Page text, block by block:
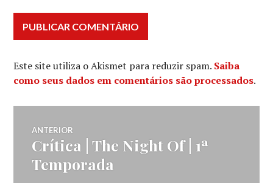
Este site utiliza o Akismet para reduzir spam. Saiba
como seus dados em comentários são processados.
Navegação
de
ANTERIOR
Post
anterior:
Crítica | The Night Of | 1ª
Temporada